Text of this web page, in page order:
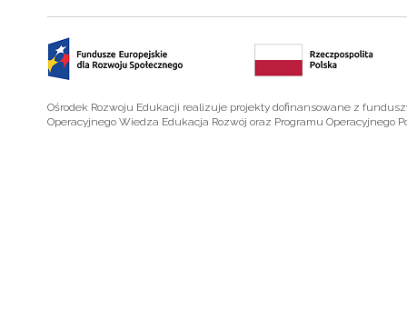
Ośrodek Rozwoju Edukacji realizuje projekty dofinansowane z
Operacyjnego Wiedza Edukacja Rozwój oraz Programu Operacyjnego